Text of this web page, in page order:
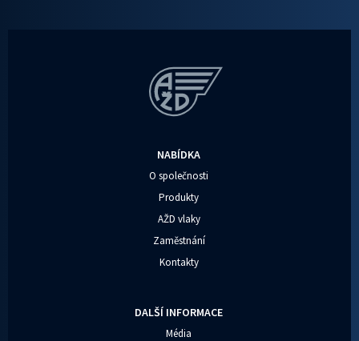
NABÍDKA
O společnosti
Produkty
AŽD vlaky
Zaměstnání
Kontakty
DALŠÍ INFORMACE
Média